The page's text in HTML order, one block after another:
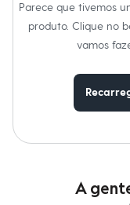
Em alta
Dia dos Pais
Camisetas e Regatas
Casacos e Jaquetas
Bolsas e Mochilas
Parece que tivemos
produto. Clique no
vamos
A